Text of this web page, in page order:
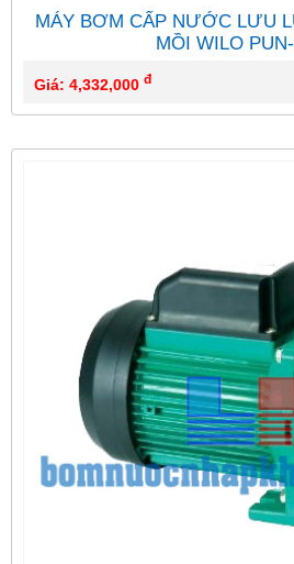
MÁY BƠM CẤP NƯỚC LƯU
MỒI WILO
Giá: 4,332,000 đ